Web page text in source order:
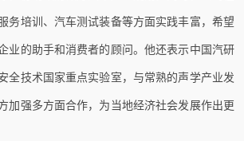
务培训、汽车测试装备等方面实践丰富，希望
业的助手和消费者的顾问。他还表示中国汽研
全技术国家重点实验室，与常熟的声学产业发
加强多方面合作，为当地经济社会发展作出更